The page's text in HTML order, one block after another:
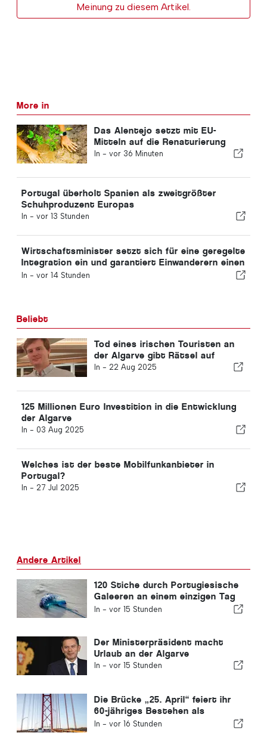
Meinung zu diesem Artikel.
More in
Das Alentejo setzt mit EU-
Mitteln auf die Renaturierung
In - vor 36 Minuten
Portugal überholt Spanien als zweitgrößter
Schuhproduzent Europas
In - vor 13 Stunden
Wirtschaftsminister setzt sich für eine geregelte
Integration ein und garantiert Einwanderern einen
Schnellverfahren-Kanal
In - vor 14 Stunden
Beliebt
Tod eines irischen Touristen an
der Algarve gibt Rätsel auf
In - 22 Aug 2025
125 Millionen Euro Investition in die Entwicklung
der Algarve
In - 03 Aug 2025
Welches ist der beste Mobilfunkanbieter in
Portugal?
In - 27 Jul 2025
Andere Artikel
120 Stiche durch Portugiesische
Galeeren an einem einzigen Tag
verzeichnet
In - vor 15 Stunden
Der Ministerpräsident macht
Urlaub an der Algarve
In - vor 15 Stunden
Die Brücke „25. April“ feiert ihr
60-jähriges Bestehen als
Verbindung zwischen Lissabon
In - vor 16 Stunden